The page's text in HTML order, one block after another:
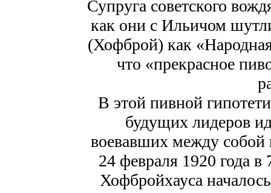
Супруга советского
как они с Ильичом
(Хофброй) как
что «прекрасное
В этой пивной
будущих лидеров
воевавших между собой
24 февраля 1920 года
Хофбройхауса